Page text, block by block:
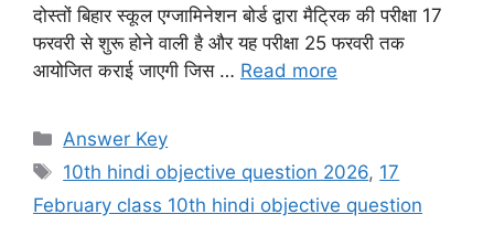
दोस्तों बिहार स्कूल एग्जामिनेशन बोर्ड द्वारा मैट्रिक की परीक्षा 17
फरवरी से शुरू होने वाली है और यह परीक्षा 25 फरवरी तक
आयोजित कराई जाएगी जिस … Read more
Categories
Answer Key
Tags
10th hindi objective question 2026, 17
February class 10th hindi objective question